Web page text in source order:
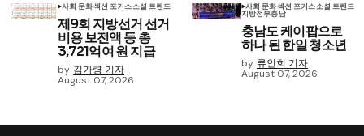
사회 문화섹션 포커스소셜 트렌드
제9회 지방선거 선거
비용 보전액 등 총
3,721억여 원 지급
by 김가령 기자
August 07, 2026
사회 문화섹션 포커스소셜 트렌드
지방정부충남
충남도 케이팝으로
하나 된 한일 청소년
by 류인희 기자
August 07, 2026